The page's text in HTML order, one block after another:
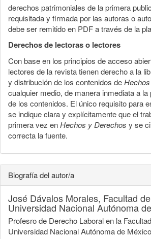
derechos patrimoniales de la primera
requisitada y firmada por las autoras o
debe ser remitido en PDF a través de la
Derechos de lectoras o lectores
Con base en los principios de acceso
lectores de la revista tienen derecho a la
y distribución de los contenidos de
cualquier medio, de manera inmediata a
de los contenidos. El único requisito para
se indique clara y explícitamente que el
primera vez enHechos y Derechos y se
correcta la fuente.
Biografía del autor/a
José Dávalos Morales, Facultad
Universidad Nacional Autónoma
Profesro de Derecho Laboral en la
Universidad Nacional Autónoma de México